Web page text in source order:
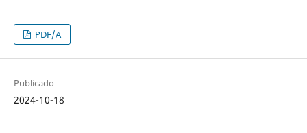
PDF/A
Publicado
2024-10-18